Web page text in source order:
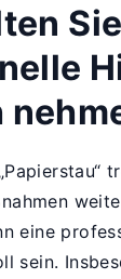
Sie
eine
sein.